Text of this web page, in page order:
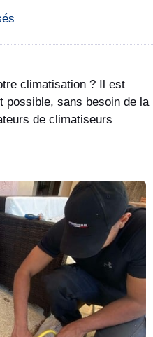
climatisation ? Il est
possible, sans besoin de la
de climatiseurs